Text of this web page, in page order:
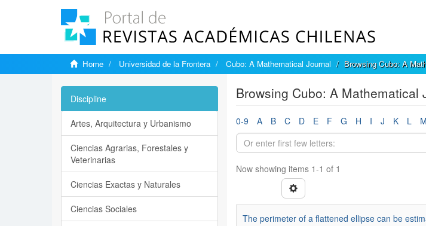
Home Universidad de la Frontera Cubo: A Mathematical Journal Browsing Cubo: A
Browsing Cubo: A
0-9 A B C D E F G H I J K L M
Now showing items 1-1 of 1
The perimeter of a flattened ellipse can be
Discipline
Artes, Arquitectura y Urbanismo
Ciencias Agrarias, Forestales y
Veterinarias
Ciencias Exactas y Naturales
Ciencias Sociales